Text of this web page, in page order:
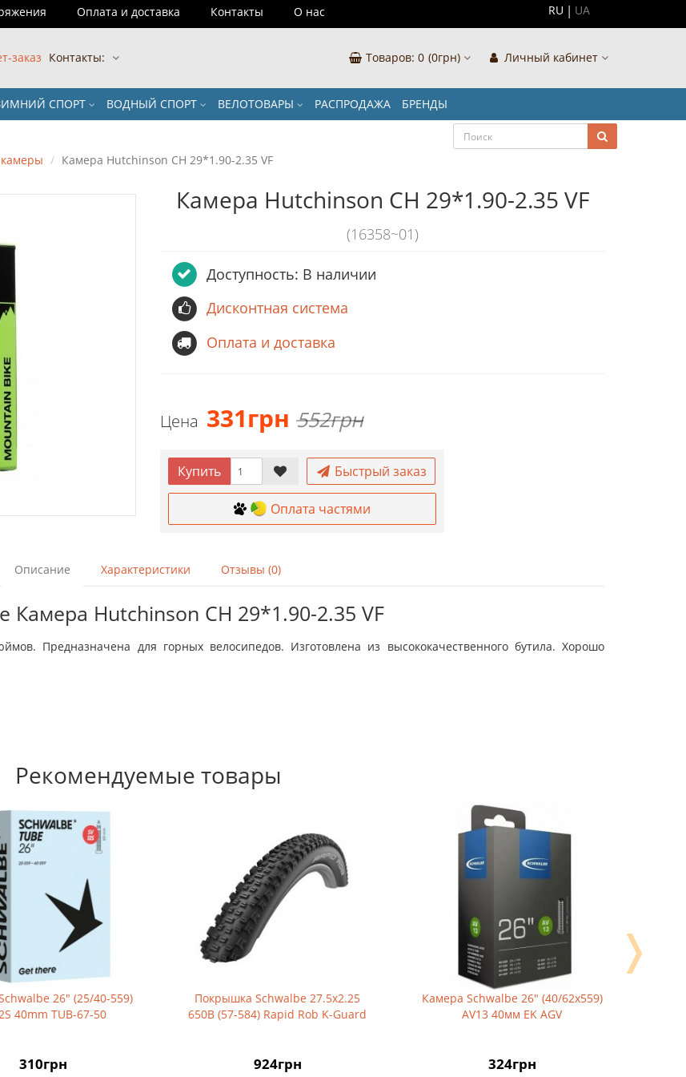
Оплата и доставка Контакты О нас RU UA
заказ Контакты: (0грн)
Товаров: 0 Личный кабинет
СПОРТ ВОДНЫЙ СПОРТ ВЕЛОТОВАРЫ РАСПРОДАЖА БРЕНДЫ
Камера Hutchinson CH 29*1.90-2.35 VF
Камера Hutchinson CH 29*1.90-2.35 VF
(16358~01)
Доступность: В наличии
Дисконтная система
Оплата и доставка
Цена 331грн 552грн
Купить Быстрый заказ
Оплата частями
Описание Характеристики Отзывы (0)
Камера Hutchinson CH 29*1.90-2.35 VF
Предназначена для горных велосипедов. Изготовлена из высококачественного бутила. Хорошо
Рекомендуемые товары
26" (25/40-559)
TUB-67-50
310грн
Покрышка Schwalbe 27.5x2.25
650B (57-584) Rapid Rob K-Guard
924грн
Камера Schwalbe 26" (40/62x559)
AV13 40мм EK AGV
324грн
❭